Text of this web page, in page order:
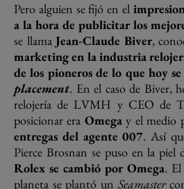
Pero alguien se fijó en el
a la hora de publicitar los
se llama Jean-Claude Biver,
marketing en la industria
de los pioneros de lo que hoy se
placement. En el caso de Biver,
relojería de LVMH y CEO de
posicionar era Omegay el medio
entregas del agente 007. Así
Pierce Brosnan se puso en la piel
Rolex se cambió por Omega. El
planeta se plantó un Seamaster